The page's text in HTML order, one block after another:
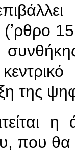
(ʼρθρο
της
η
που θα